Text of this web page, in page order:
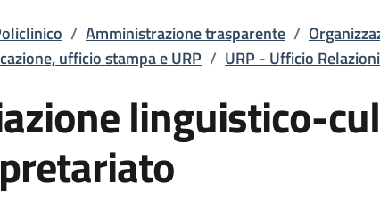
di pane
/ Amministrazione trasparente /
ufficio stampa e URP / URP - Ufficio
linguistico-